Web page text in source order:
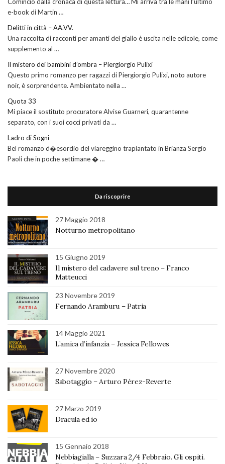
Comincio dalla cronaca di questa lettura… Mi arriva tra le mani l’ultimo
e-book di Martin …
Delitti in città – AA.VV.
Una raccolta di racconti per amanti del giallo è uscita nelle edicole, come
supplemento al …
Il mistero dei bambini d’ombra – Piergiorgio Pulixi
Questo primo romanzo per ragazzi di Piergiorgio Pulixi, noto autore
noir, è sorprendente. Ambientato nella …
Quota 33
Mi piace il sostituto procuratore Alvise Guarneri, quarantenne
separato, con i suoi cocci privati da …
Ladro di Sogni
Bel romanzo d�esordio del viareggino trapiantato in Brianza Sergio
Paoli che in poche settimane � …
Da riscoprire
27 Maggio 2018
Notturno metropolitano
15 Giugno 2019
Il mistero del cadavere sul treno – Franco
Matteucci
23 Novembre 2019
Fernando Aramburu – Patria
14 Maggio 2021
L’amica d’infanzia – Jessica Fellowes
27 Novembre 2020
Sabotaggio – Arturo Pérez-Reverte
27 Marzo 2019
Dracula ed io
15 Gennaio 2018
Nebbiagialla – Suzzara 2/4 Febbraio. Gli ospiti.